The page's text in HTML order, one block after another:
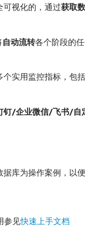
可视化的，通过获取
自动流转各个阶段的
个实用监控指标，包括
钉/企业微信/飞书/自
库为操作案例，
参见快速上手文档